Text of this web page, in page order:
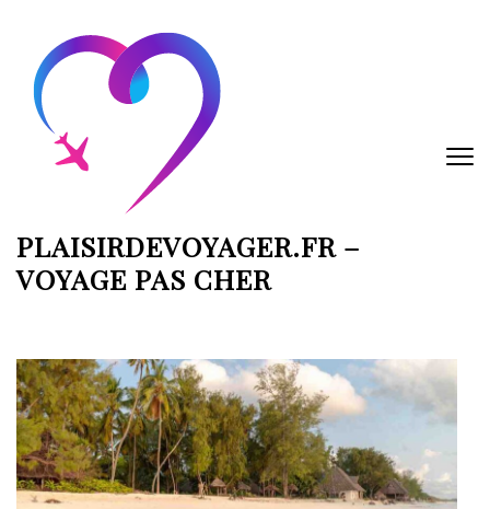
contenu
(Pressez
Entrée)
PLAISIRDEVOYAGER.FR –
VOYAGE PAS CHER